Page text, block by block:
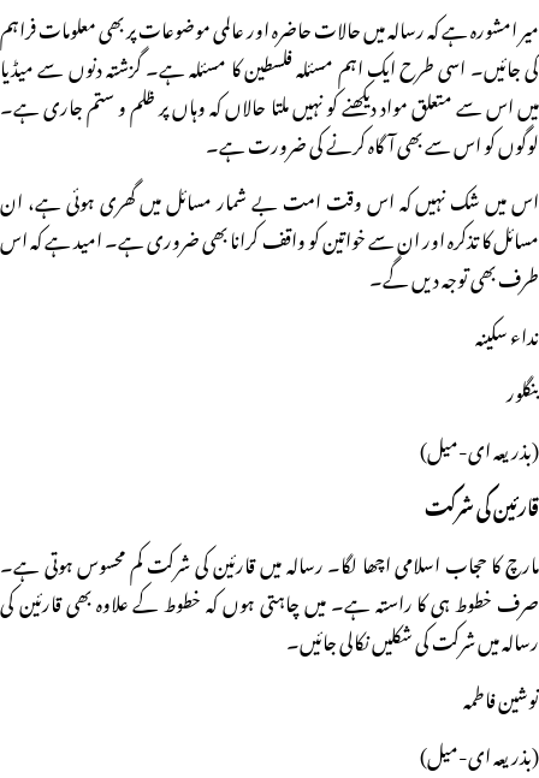
میر امشورہ ہے کہ رسالہ میں حالات حاضرہ اور عالمی موضوعات پر بھی معلومات فراہم
کی جائیں۔ اسی طرح ایک اہم مسئلہ فلسطین کا مسئلہ ہے۔ گزشتہ دنوں سے میڈیا
میں اس سے متعلق مواد دیکھنے کو نہیں ملتا حالاں کہ وہاں پر ظلم و ستم جاری ہے۔
لوگوں کو اس سے بھی آگاہ کرنے کی ضرورت ہے۔
اس میں شک نہیں کہ اس وقت امت بے شمار مسائل میں گھری ہوئی ہے، ان
مسائل کا تذکرہ اور ان سے خواتین کو واقف کرانا بھی ضروری ہے۔ امید ہے کہ اس
طرف بھی توجہ دیں گے۔
نداء سکینہ
بنگلور
(بذریعہ ای-میل)
قارئین کی شرکت
مارچ کا حجاب اسلامی اچھا لگا۔ رسالہ میں قارئین کی شرکت کم محسوس ہوتی ہے۔
صرف خطوط ہی کا راستہ ہے۔ میں چاہتی ہوں کہ خطوط کے علاوہ بھی قارئین کی
رسالہ میں شرکت کی شکلیں نکالی جائیں۔
نوشین فاطمہ
(بذریعہ ای-میل)